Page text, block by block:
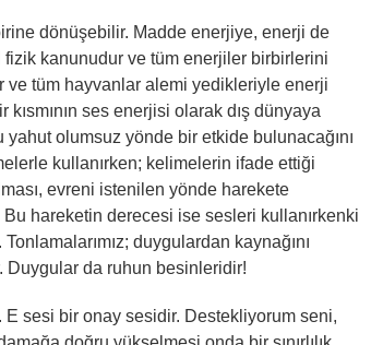
dönüşebilir. Madde enerjiye, enerji de
kanunudur ve tüm enerjiler birbirlerini
tüm hayvanlar alemi yedikleriyle enerji
ses enerjisi olarak dış dünyaya
yahut olumsuz yönde bir etkide bulunacağını
kullanırken; kelimelerin ifade ettiği
evreni istenilen yönde harekete
hareketin derecesi ise sesleri kullanırkenki
duygulardan kaynağını
Duygular da ruhun besinleridir!
E sesi bir onay sesidir. Destekliyorum seni,